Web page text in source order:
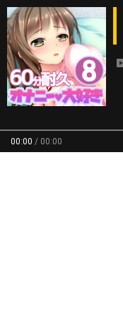
00:00 / 00:00